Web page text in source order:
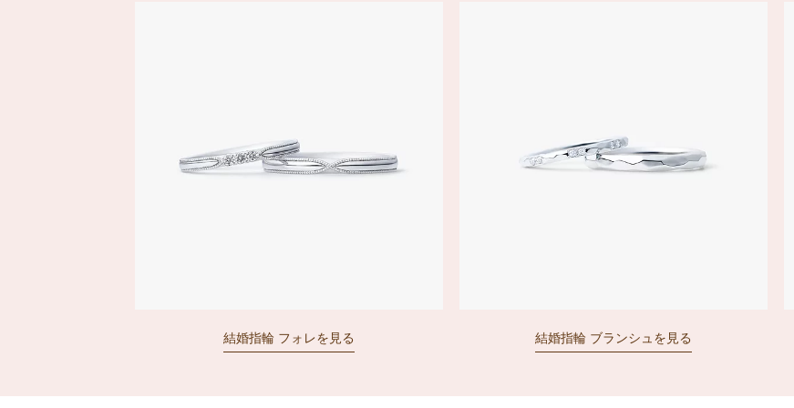
結婚指輪 フォレを見る 結婚指輪 ブランシュを見る